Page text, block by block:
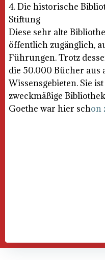
4. Die historische
Stiftung
Diese sehr alte
öffentlich zugänglich,
Führungen. Trotz
die 50.000 Bücher aus
Wissensgebieten. Sie
zweckmäßige
Goethe war hier schon